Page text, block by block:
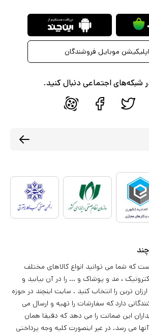
اپلیکیشن موبایل فروشندگان
شبکه‌های اجتماعی دنبال کنید.
است که شما می توانید انواع کالاهای مختلف
، مد و پوشاک و ... را در آن بیابید و
ترین را انتخاب کنید . سایت اینچند در حوزه
دارد که سفارشات را تهیه و ارسال می
این ضمانت را می دهد که دقیقا همان
می رسد. در غیر اینصورت کلیه وجه پرداختی